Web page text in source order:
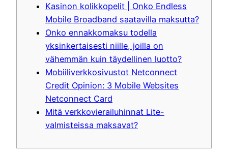
Kasinon kolikkopelit | Onko Endless
Mobile Broadband saatavilla maksutta?
Onko ennakkomaksu todella
yksinkertaisesti niille, joilla on
vähemmän kuin täydellinen luotto?
Mobiiliverkkosivustot Netconnect
Credit Opinion: 3 Mobile Websites
Netconnect Card
Mitä verkkovierailuhinnat Lite-
valmisteissa maksavat?